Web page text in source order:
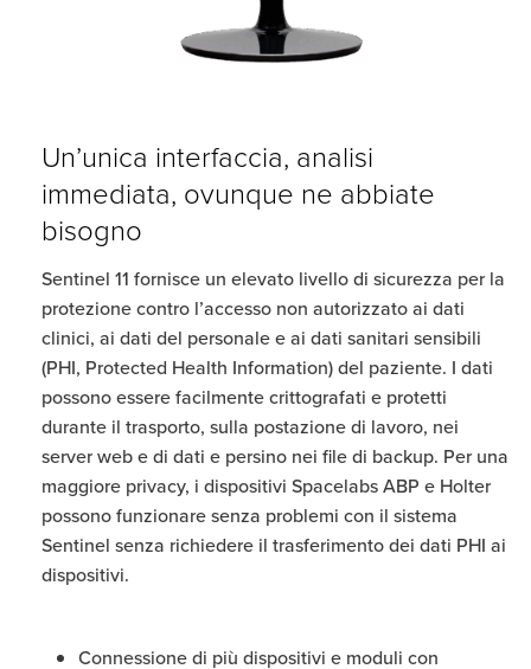
Un’unica interfaccia, analisi
immediata, ovunque ne abbiate
bisogno
Sentinel 11 fornisce un elevato livello di sicurezza per la
protezione contro l’accesso non autorizzato ai dati
clinici, ai dati del personale e ai dati sanitari sensibili
(PHI, Protected Health Information) del paziente. I dati
possono essere facilmente crittografati e protetti
durante il trasporto, sulla postazione di lavoro, nei
server web e di dati e persino nei file di backup. Per una
maggiore privacy, i dispositivi Spacelabs ABP e Holter
possono funzionare senza problemi con il sistema
Sentinel senza richiedere il trasferimento dei dati PHI ai
dispositivi.
Connessione di più dispositivi e moduli con